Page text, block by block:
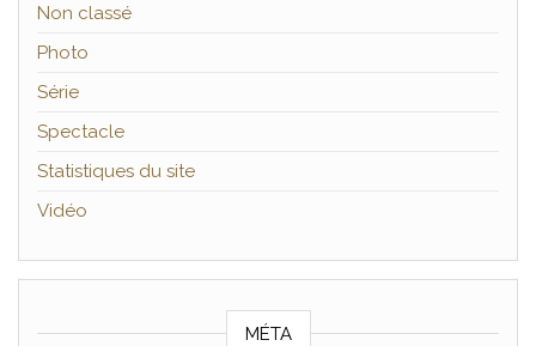
Non classé
Photo
Série
Spectacle
Statistiques du site
Vidéo
MÉTA